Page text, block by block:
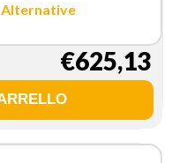
Alternative
€625,13